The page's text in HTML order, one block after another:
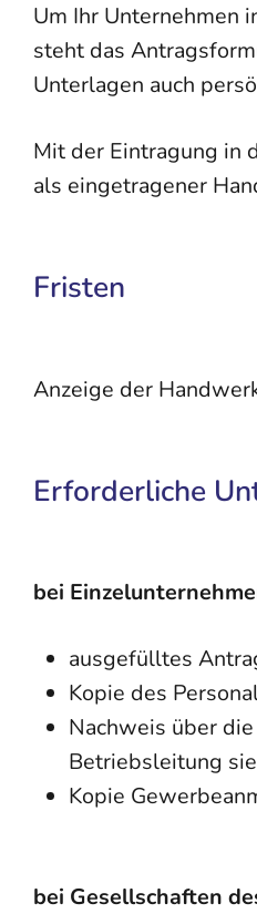
Um Ihr Unternehmen
steht das
Unterlagen auch
Mit der Eintragung in
als eingetragener
Fristen
Anzeige der
Erforderliche
bei
ausgefülltes
Kopie des
Nachweis über
Betriebsleitung
Kopie
bei Gesellschaften